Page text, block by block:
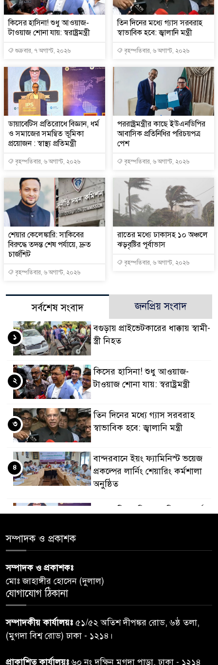
কিসের হাসিনা! শুধু আওয়াজ-
টাওয়াজ শোনা যায়: স্বরাষ্ট্রমন্ত্রী
শুক্রবার, ৭ অগাস্ট, ২০২৬
তিন দিনের মধ্যে গ্যাস সরবরাহ
স্বাভাবিক হবে: জ্বালানি মন্ত্রী
বৃহস্পতিবার, ৬ অগাস্ট, ২০২৬
ডায়াবেটিস প্রতিরোধে বিজ্ঞান, ধর্ম
ও সমাজের সমন্বিত ভূমিকা
প্রয়োজন : স্বাস্থ্য প্রতিমন্ত্রী
বৃহস্পতিবার, ৬ অগাস্ট, ২০২৬
পররাষ্ট্রমন্ত্রীর কা‌ছে ইউএনডিপির
আবাসিক প্রতিনিধির পরিচয়পত্র
পেশ
বৃহস্পতিবার, ৬ অগাস্ট, ২০২৬
শেয়ার কেলেঙ্কারি: সাকিবের
বিরুদ্ধে তদন্ত শেষ পর্যায়ে, দ্রুত
চার্জশিট
বৃহস্পতিবার, ৬ অগাস্ট, ২০২৬
রাতের মধ্যে ঢাকাসহ ১০ অঞ্চলে
ঝড়বৃষ্টির পূর্বাভাস
বৃহস্পতিবার, ৬ অগাস্ট, ২০২৬
সর্বশেষ সংবাদ জনপ্রিয় সংবাদ
বগুড়ায় প্রাইভেটকারের ধাক্কায় স্বামী-
স্ত্রী নিহত
১
কিসের হাসিনা! শুধু আওয়াজ-
টাওয়াজ শোনা যায়: স্বরাষ্ট্রমন্ত্রী
২
তিন দিনের মধ্যে গ্যাস সরবরাহ
স্বাভাবিক হবে: জ্বালানি মন্ত্রী
৩
বান্দরবানে ইয়ং ফ্যামিনিস্ট ভয়েজ
প্রকল্পের লার্নিং শেয়ারিং কর্মশালা
অনুষ্ঠিত
৪
পেশ
৬
তদন্ত শেষ পর্যায়ে, দ্রুত চার্জশিট
৭
রাতের মধ্যে ঢাকাসহ ১০ অঞ্চলে
সম্পাদক ও প্রকাশক
সম্পাদক ও প্রকাশকঃ
মোঃ জাহাঙ্গীর হোসেন (দুলাল)
যোগাযোগ ঠিকানা
সম্পাদকীয় কার্যালয়ঃ ৫১/৫২ অতিশ দীপঙ্কর রোড, ৬ষ্ঠ তলা,
(মুগদা বিশ্ব রোড) ঢাকা - ১২১৪।
প্রাকাশিত কার্যালয়ঃ৬০ নং দক্ষিন মুগদা পাড়া, ঢাকা - ১২১৪